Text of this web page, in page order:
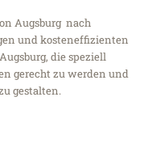
Augsburg nach
und kosteneffizienten
die speziell
gerecht zu werden und
gestalten.